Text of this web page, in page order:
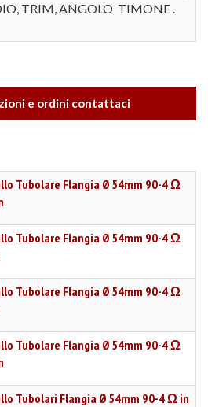
TRIM, ANGOLO TIMONE .
e ordini contattaci
Tubolare Flangia Ø 54mm 90-4 Ω
Tubolare Flangia Ø 54mm 90-4 Ω
Tubolare Flangia Ø 54mm 90-4 Ω
Tubolare Flangia Ø 54mm 90-4 Ω
Tubolari Flangia Ø 54mm 90-4 Ω in